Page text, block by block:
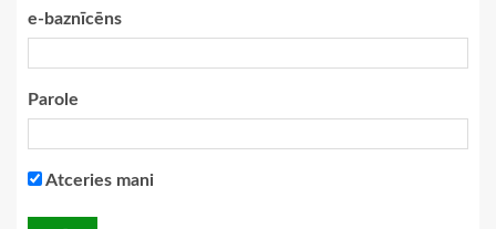
e-baznīcēns
Parole
Atceries mani